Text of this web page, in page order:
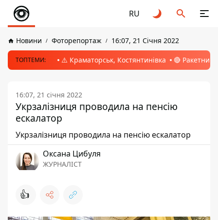
RU
Новини Фоторепортаж 16:07, 21 Січня 2022
ТОПТЕМИ: ⚠️ Краматорськ, Костянтинівка 🔴 Ракетний
16:07, 21 січня 2022
Укрзалізниця проводила на пенсію
ескалатор
Укрзалізниця проводила на пенсію ескалатор
Оксана Цибуля
ЖУРНАЛІСТ
👍